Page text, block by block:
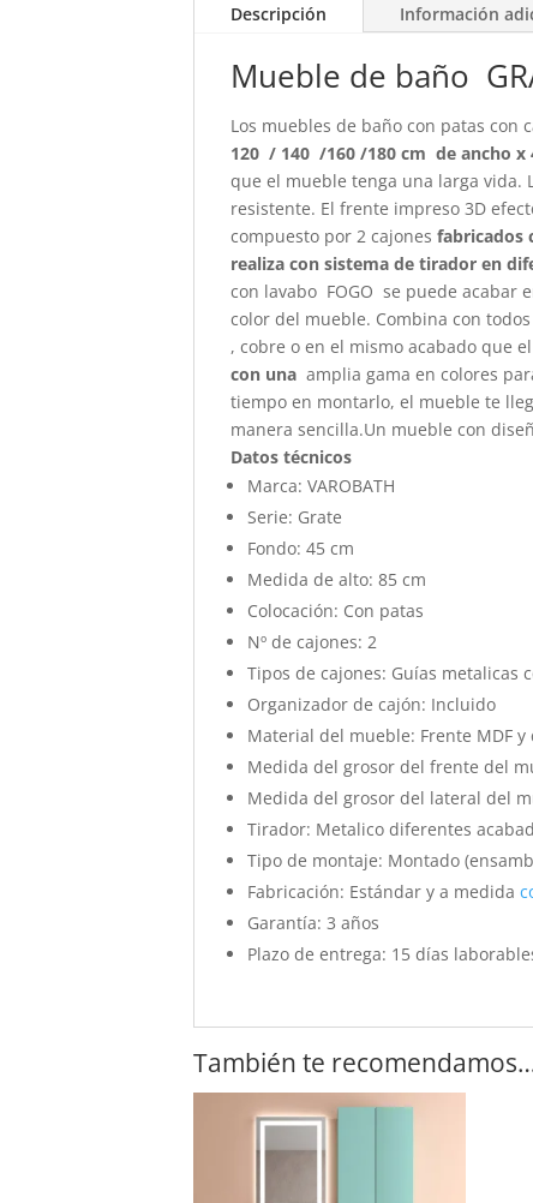
Descripción Información
Mueble de baño
Los muebles de baño con patas
120 / 140 /160 /180 cm de ancho x
que el mueble tenga una larga vida.
resistente. El frente impreso 3D
compuesto por 2 cajonesfabricados
realiza con sistema de tirador en
con lavabo FOGO se puede acabar
color del mueble. Combina con
, cobre o en el mismo acabado que
con una amplia gama en colores
tiempo en montarlo, el mueble te
manera sencilla.Un mueble con
Datos técnicos
Marca: VAROBATH
Serie: Grate
Fondo: 45 cm
Medida de alto: 85 cm
Colocación: Con patas
Nº de cajones: 2
Tipos de cajones: Guías metalicas
Organizador de cajón: Incluido
Material del mueble: Frente MDF
Medida del grosor del frente del
Medida del grosor del lateral del
Tirador: Metalico diferentes
Tipo de montaje: Montado
Fabricación: Estándar y a medida
Garantía: 3 años
Plazo de entrega: 15 días
También te